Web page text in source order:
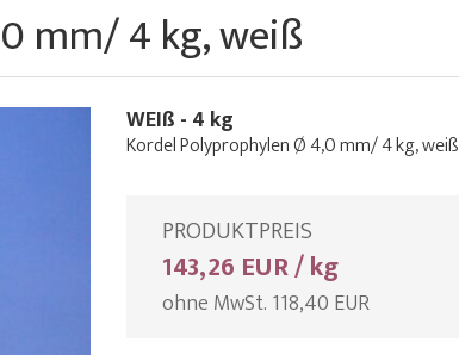
mm/ 4 kg, weiß
WEIß - 4 kg
Kordel Polyprophylen Ø 4,0 mm/ 4 kg, weiß
PRODUKTPREIS
143,26 EUR / kg
ohne MwSt. 118,40 EUR